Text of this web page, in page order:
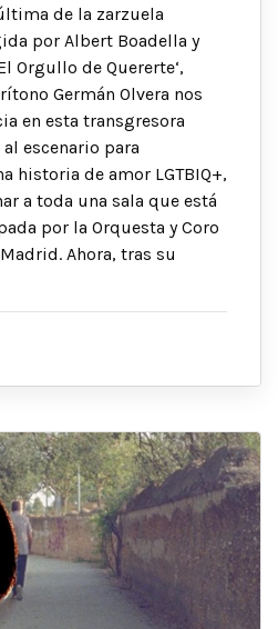
de la zarzuela
por Albert Boadella y
Orgullo de Quererte‘,
Germán Olvera nos
en esta transgresora
escenario para
historia de amor LGTBIQ+,
a toda una sala que está
por la Orquesta y Coro
Ahora, tras su